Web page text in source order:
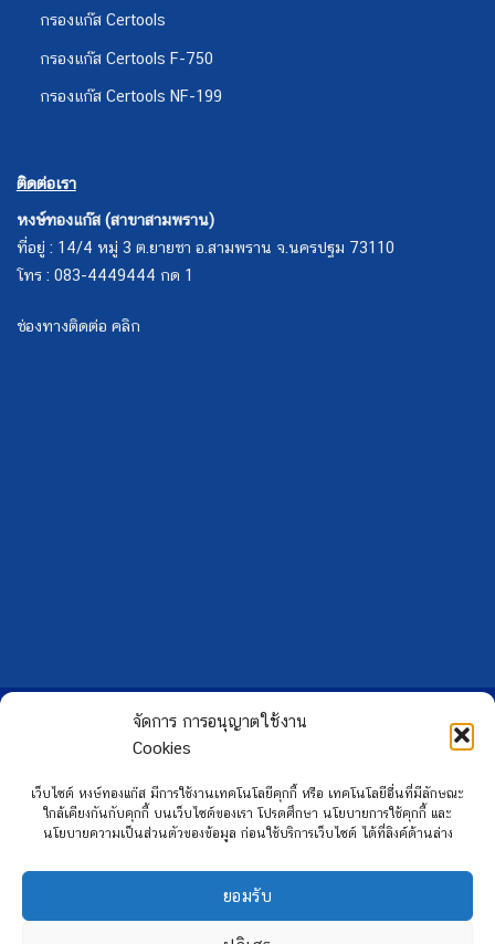
จัดการ การอนุญาตใช้งาน
Cookies
เว็บไซต์ หงษ์ทองแก๊ส มีการใช้งานเทคโนโลยีคุกกี้ หรือ เทคโนโลยีอื่นที่มีลักษณะ
ใกล้เคียงกันกับคุกกี้ บนเว็บไซต์ของเรา โปรดศึกษา นโยบายการใช้คุกกี้ และ
นโยบายความเป็นส่วนตัวของข้อมูล ก่อนใช้บริการเว็บไซต์ ได้ที่ลิงค์ด้านล่าง
ยอมรับ
กรองแก๊ส Certools
กรองแก๊ส Certools F-750
กรองแก๊ส Certools NF-199
ติดต่อเรา
หงษ์ทองแก๊ส (สาขาสามพราน)
ที่อยู่ : 14/4 หมู่ 3 ต.ยายชา อ.สามพราน จ.นครปฐม 73110
โทร : 083-4449444 กด 1
ช่องทางติดต่อ คลิก
Copyright 2026 © Hongtong Auto Gas